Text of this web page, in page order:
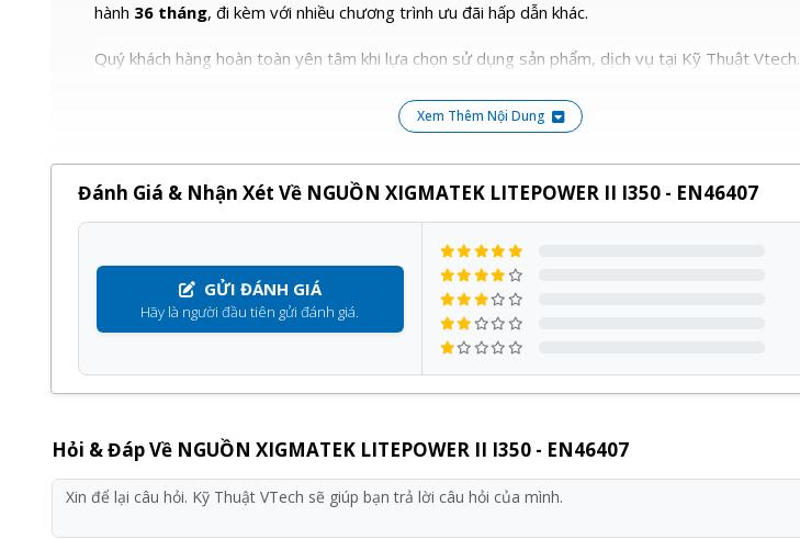
hành 36 tháng, đi kèm với nhiều chương trình ưu đãi hấp dẫn khác.
Quý khách hàng hoàn toàn yên tâm khi lựa chọn sử dụng sản phẩm, dịch vụ tại Kỹ Thuật Vtech.
Xem Thêm Nội Dung
Đánh Giá & Nhận Xét Về NGUỒN XIGMATEK LITEPOWER II I350 - EN46407
GỬI ĐÁNH GIÁ
Hãy là người đầu tiên gửi đánh giá.
Hỏi & Đáp Về NGUỒN XIGMATEK LITEPOWER II I350 - EN46407